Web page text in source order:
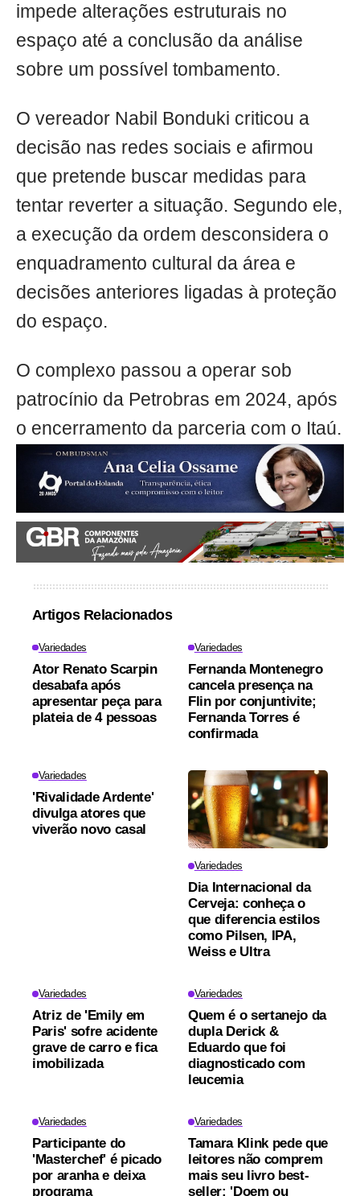
impede alterações estruturais no
espaço até a conclusão da análise
sobre um possível tombamento.
O vereador Nabil Bonduki criticou a
decisão nas redes sociais e afirmou
que pretende buscar medidas para
tentar reverter a situação. Segundo ele,
a execução da ordem desconsidera o
enquadramento cultural da área e
decisões anteriores ligadas à proteção
do espaço.
O complexo passou a operar sob
patrocínio da Petrobras em 2024, após
o encerramento da parceria com o Itaú.
Artigos Relacionados
Variedades
Ator Renato Scarpin
desabafa após
apresentar peça para
plateia de 4 pessoas
Variedades
Fernanda Montenegro
cancela presença na
Flin por conjuntivite;
Fernanda Torres é
confirmada
Variedades
'Rivalidade Ardente'
divulga atores que
viverão novo casal
Variedades
Dia Internacional da
Cerveja: conheça o
que diferencia estilos
como Pilsen, IPA,
Weiss e Ultra
Variedades
Atriz de 'Emily em
Paris' sofre acidente
grave de carro e fica
imobilizada
Variedades
Quem é o sertanejo da
dupla Derick &
Eduardo que foi
diagnosticado com
leucemia
Variedades
Participante do
'Masterchef' é picado
por aranha e deixa
programa
Variedades
Tamara Klink pede que
leitores não comprem
mais seu livro best-
seller: 'Doem ou